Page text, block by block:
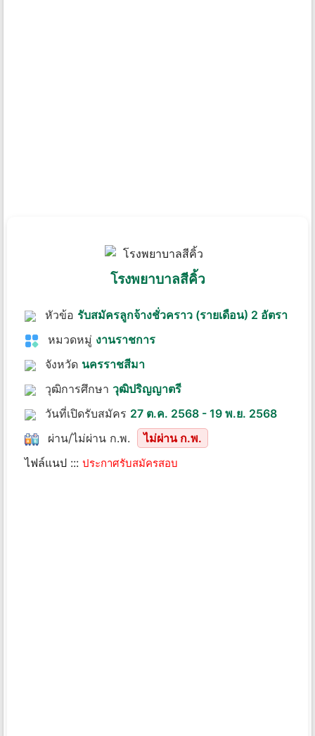
โรงพยาบาลสีคิ้ว
หัวข้อ รับสมัครลูกจ้างชั่วคราว (รายเดือน) 2 อัตรา
หมวดหมู่ งานราชการ
จังหวัด นครราชสีมา
วุฒิการศึกษา วุฒิปริญญาตรี
วันที่เปิดรับสมัคร 27 ต.ค. 2568 - 19 พ.ย. 2568
ผ่าน/ไม่ผ่าน ก.พ.
ไม่ผ่าน ก.พ.
ไฟล์แนป ::: ประกาศรับสมัครสอบ